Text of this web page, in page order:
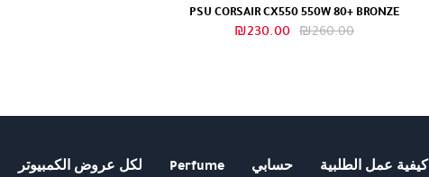
PSU CORSAIR CX550 550W 80+ BRONZE
₪260.00
السعر ₪230.00
كيفية عمل الطلبية حسابي Perfume لكل عروض الكمبيوتر